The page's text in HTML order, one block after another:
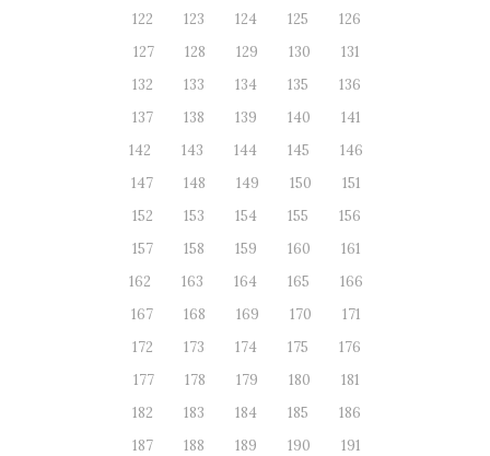
122
123 124 125
126
127
128 129 130
131
132
133 134 135
136
137
138 139 140
141
142
143 144 145
146
147
148 149 150
151
152
153 154 155
156
157
158 159 160
161
162
163 164 165
166
167
168 169 170
171
172
173 174 175
176
177
178 179 180
181
182
183 184 185
186
187
188 189 190
191